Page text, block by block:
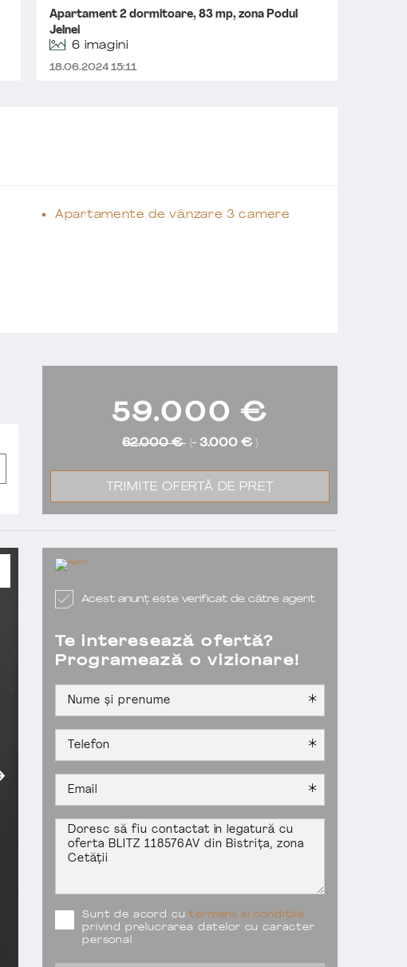
Apartament 2 dormitoare, 83 mp, zona Podul
Jelnei
6 imagini
18.06.2024 15:11
Apartamente de vânzare 3 camere
Acest anunț este verificat de către agent
Te interesează ofertă?
Programează o vizionare!
Sunt de acord cutermenii si condițiile
privind prelucrarea datelor cu caracter
personal
59.000 €
62.000 € (- 3.000 € )
TRIMITE OFERTĂ DE PREȚ